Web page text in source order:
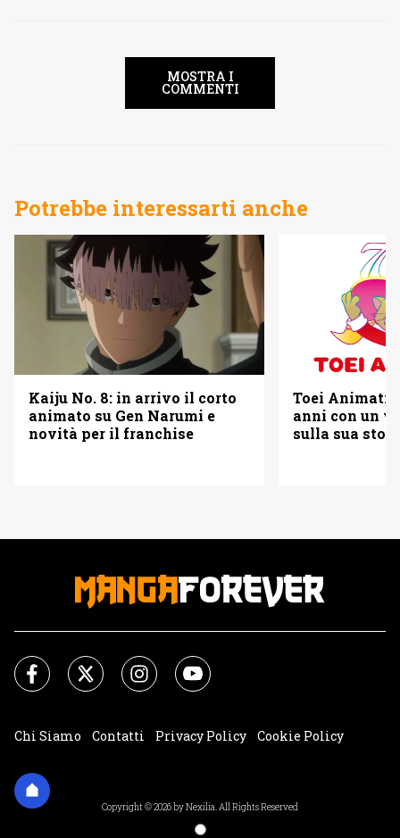
MOSTRA I
COMMENTI
Potrebbe interessarti anche
Kaiju No. 8: in arrivo il corto
animato su Gen Narumi e
novità per il franchise
Toei
anni con un
sulla sua
Chi Siamo Contatti Privacy Policy
Cookie Policy
Copyright © 2026 by Nexilia. All Rights Reserved